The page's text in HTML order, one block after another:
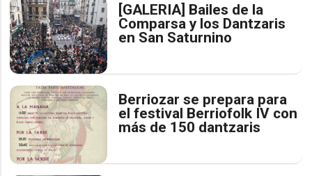
[GALERIA] Bailes de la
Comparsa y los Dantzaris
en San Saturnino
Berriozar se prepara para
el festival Berriofolk IV con
más de 150 dantzaris